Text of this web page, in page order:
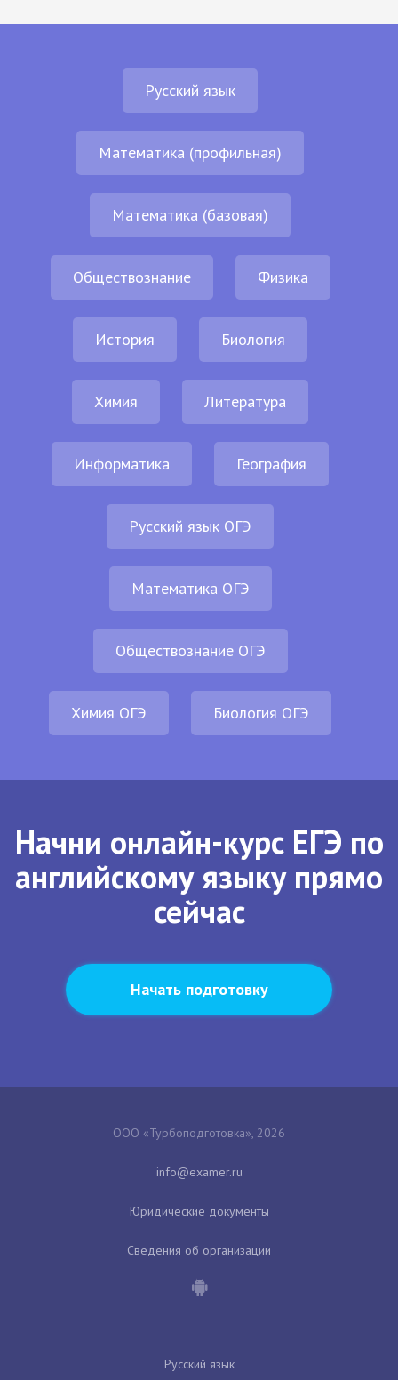
Русский язык
Математика (профильная)
Математика (базовая)
Обществознание Физика
История Биология
Химия Литература
Информатика География
Русский язык ОГЭ
Математика ОГЭ
Обществознание ОГЭ
Химия ОГЭ Биология ОГЭ
Начни онлайн-курс ЕГЭ по
английскому языку прямо
сейчас
Начать подготовку
ООО «Турбоподготовка», 2026
Юридические документы
Сведения об организации
Русский язык